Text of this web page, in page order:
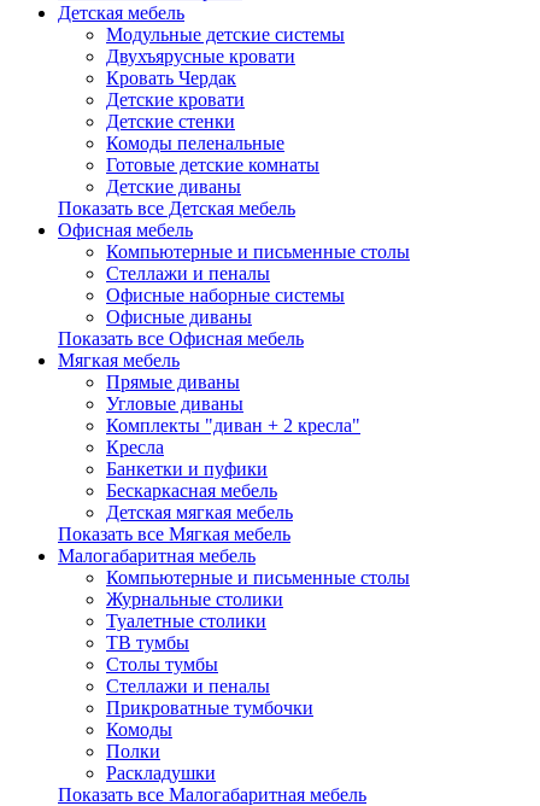
Детская мебель
Модульные детские системы
Двухъярусные кровати
Кровать Чердак
Детские кровати
Детские стенки
Комоды пеленальные
Готовые детские комнаты
Детские диваны
Показать все Детская мебель
Офисная мебель
Компьютерные и письменные столы
Стеллажи и пеналы
Офисные наборные системы
Офисные диваны
Показать все Офисная мебель
Мягкая мебель
Прямые диваны
Угловые диваны
Комплекты "диван + 2 кресла"
Кресла
Банкетки и пуфики
Бескаркасная мебель
Детская мягкая мебель
Показать все Мягкая мебель
Малогабаритная мебель
Компьютерные и письменные столы
Журнальные столики
Туалетные столики
ТВ тумбы
Столы тумбы
Стеллажи и пеналы
Прикроватные тумбочки
Комоды
Полки
Раскладушки
Показать все Малогабаритная мебель